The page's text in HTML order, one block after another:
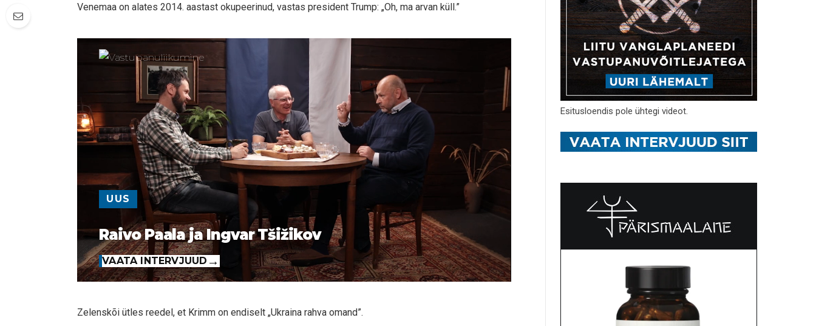
Venemaa on alates 2014. aastast okupeerinud, vastas president Trump: „Oh, ma arvan küll.”
UUS
Raivo Paala ja Ingvar Tšižikov
VAATA INTERVJUUD
Zelenskõi ütles reedel, et Krimm on endiselt „Ukraina rahva omand”.
Esitusloendis pole ühtegi videot.